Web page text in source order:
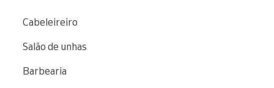
Cabeleireiro
Salão de unhas
Barbearia